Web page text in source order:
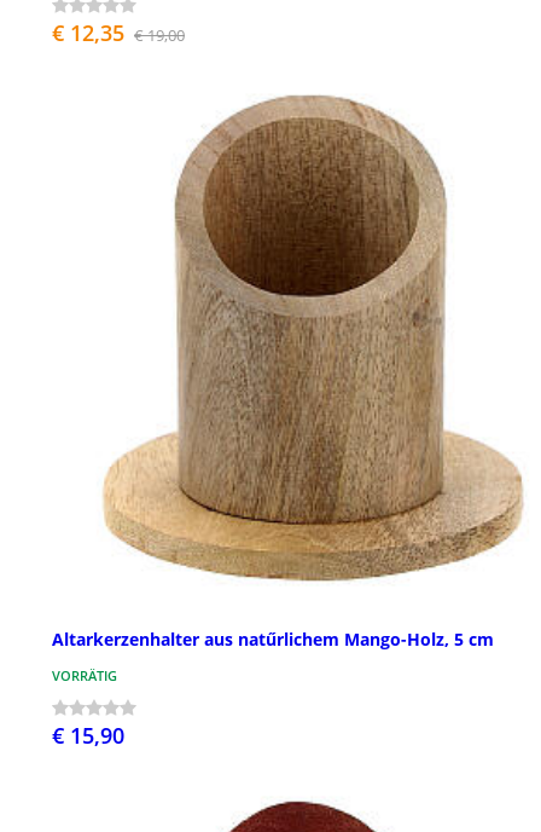
€ 12,35 € 19,00
Altarkerzenhalter aus natűrlichem Mango-Holz, 5 cm
VORRÄTIG
€ 15,90